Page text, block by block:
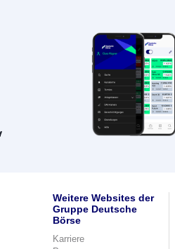
Weitere Websites der
Gruppe Deutsche
Börse
Karriere